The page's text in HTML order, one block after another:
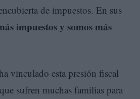
de impuestos. En sus
impuestos y somos más
vinculado esta presión fiscal
sufren muchas familias para